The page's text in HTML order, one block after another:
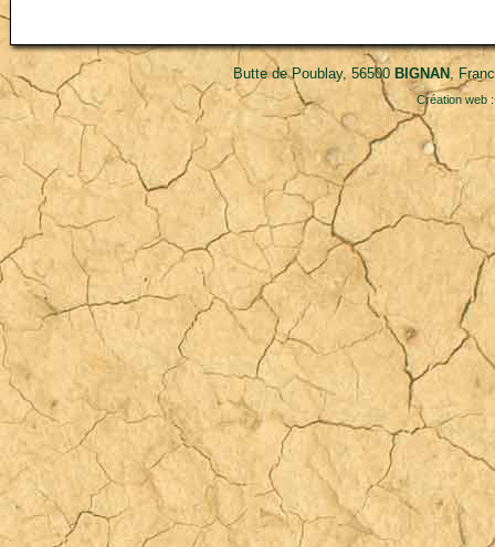
Butte de Poublay, 56500 BIGNAN ,
Création web